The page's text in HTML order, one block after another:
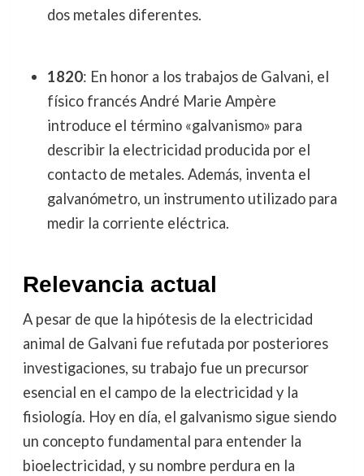
dos metales diferentes.
1820: En honor a los trabajos de Galvani, el
físico francés André Marie Ampère
introduce el término «galvanismo» para
describir la electricidad producida por el
contacto de metales. Además, inventa el
galvanómetro, un instrumento utilizado para
medir la corriente eléctrica.
Relevancia actual
A pesar de que la hipótesis de la electricidad
animal de Galvani fue refutada por posteriores
investigaciones, su trabajo fue un precursor
esencial en el campo de la electricidad y la
fisiología. Hoy en día, el galvanismo sigue siendo
un concepto fundamental para entender la
bioelectricidad, y su nombre perdura en la